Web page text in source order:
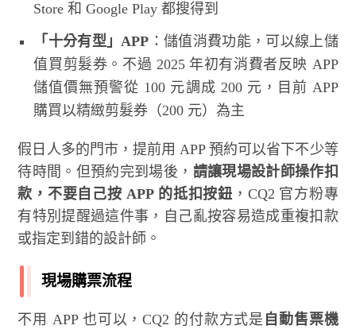
Store 和 Google Play 都搜得到
「十分有型」APP ：儲值消費功能，可以線上儲
值買剪髮券。不過 2025 年初有消費者反映 APP
儲值價無預警從 100 元調成 200 元，目前 APP
購買以精緻剪髮券（200 元）為主
假日人多的門市，提前用 APP 預約可以省下不少等
待時間。但預約完到場後， 請讓現場設計師操作扣
款，不要自己按 APP 的抵扣按鈕 ，CQ2 官方粉專
有特別提醒過這件事，自己亂按容易造成重複扣款
或指定到錯的設計師。
現場購票流程
不用 APP 也可以，CQ2 的付款方式是 自動售票機